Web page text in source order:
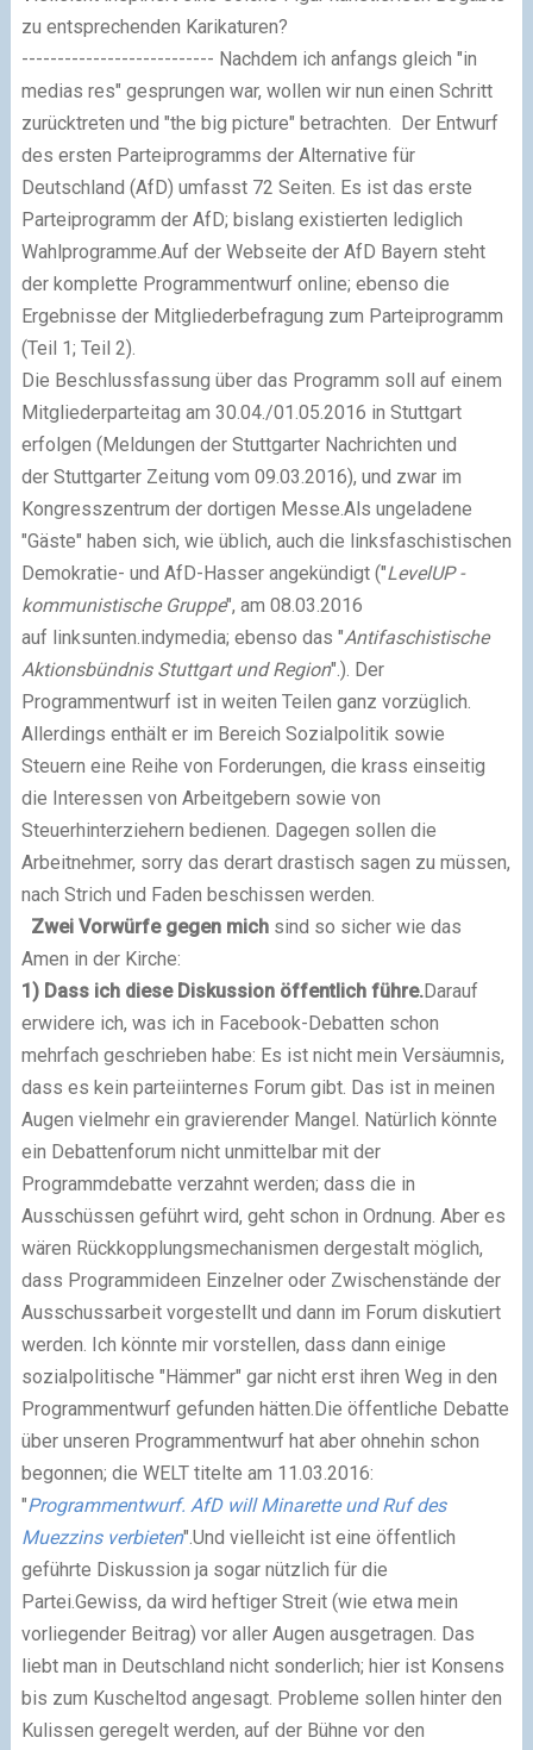
zu entsprechenden Karikaturen?
--------------------------- Nachdem ich anfangs gleich "in
medias res" gesprungen war, wollen wir nun einen Schritt
zurücktreten und "the big picture" betrachten. Der Entwurf
des ersten Parteiprogramms der Alternative für
Deutschland (AfD) umfasst 72 Seiten. Es ist das erste
Parteiprogramm der AfD; bislang existierten lediglich
Wahlprogramme.Auf der Webseite der AfD Bayern steht
der komplette Programmentwurf online; ebenso die
Ergebnisse der Mitgliederbefragung zum Parteiprogramm
(Teil 1; Teil 2).
Die Beschlussfassung über das Programm soll auf einem
Mitgliederparteitag am 30.04./01.05.2016 in Stuttgart
erfolgen (Meldungen der Stuttgarter Nachrichten und
der Stuttgarter Zeitung vom 09.03.2016), und zwar im
Kongresszentrum der dortigen Messe.Als ungeladene
"Gäste" haben sich, wie üblich, auch die linksfaschistischen
Demokratie- und AfD-Hasser angekündigt ("LevelUP -
kommunistische Gruppe", am 08.03.2016
auf linksunten.indymedia; ebenso das "Antifaschistische
Aktionsbündnis Stuttgart und Region".). Der
Programmentwurf ist in weiten Teilen ganz vorzüglich.
Allerdings enthält er im Bereich Sozialpolitik sowie
Steuern eine Reihe von Forderungen, die krass einseitig
die Interessen von Arbeitgebern sowie von
Steuerhinterziehern bedienen. Dagegen sollen die
Arbeitnehmer, sorry das derart drastisch sagen zu müssen,
nach Strich und Faden beschissen werden.
Zwei Vorwürfe gegen michsind so sicher wie das
Amen in der Kirche:
1) Dass ich diese Diskussion öffentlich führe.Darauf
erwidere ich, was ich in Facebook-Debatten schon
mehrfach geschrieben habe: Es ist nicht mein Versäumnis,
dass es kein parteiinternes Forum gibt. Das ist in meinen
Augen vielmehr ein gravierender Mangel. Natürlich könnte
ein Debattenforum nicht unmittelbar mit der
Programmdebatte verzahnt werden; dass die in
Ausschüssen geführt wird, geht schon in Ordnung. Aber es
wären Rückkopplungsmechanismen dergestalt möglich,
dass Programmideen Einzelner oder Zwischenstände der
Ausschussarbeit vorgestellt und dann im Forum diskutiert
werden. Ich könnte mir vorstellen, dass dann einige
sozialpolitische "Hämmer" gar nicht erst ihren Weg in den
Programmentwurf gefunden hätten.Die öffentliche Debatte
über unseren Programmentwurf hat aber ohnehin schon
begonnen; die WELT titelte am 11.03.2016:
"Programmentwurf. AfD will Minarette und Ruf des
Muezzins verbieten".Und vielleicht ist eine öffentlich
geführte Diskussion ja sogar nützlich für die
Partei.Gewiss, da wird heftiger Streit (wie etwa mein
vorliegender Beitrag) vor aller Augen ausgetragen. Das
liebt man in Deutschland nicht sonderlich; hier ist Konsens
bis zum Kuscheltod angesagt. Probleme sollen hinter den
Kulissen geregelt werden, auf der Bühne vor den